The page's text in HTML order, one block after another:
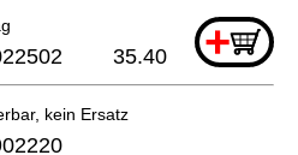
+
35.40
kein Ersatz